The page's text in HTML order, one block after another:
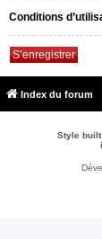
Conditions
S’enregistrer
Index du forum
Style